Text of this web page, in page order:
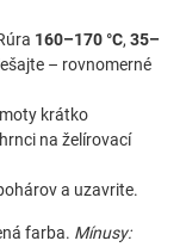
160–170 °C, 35–
– rovnomerné
krátko
na želírovací
a uzavrite.
farba. Mínusy: